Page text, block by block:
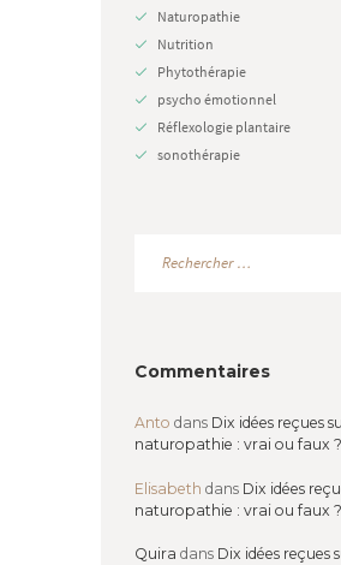
Naturopathie
Nutrition
Phytothérapie
psycho émotionnel
Réflexologie plantaire
sonothérapie
Commentaires
Anto dans Dix idées reçues
naturopathie : vrai ou faux ?
Elisabeth dans Dix idées
naturopathie : vrai ou faux ?
Quira dans Dix idées reçues